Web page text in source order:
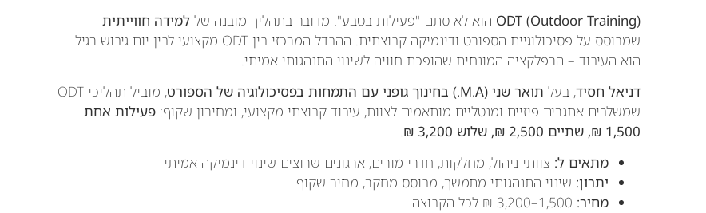
ODT (Outdoor Training) הוא לא סתם "פעילות בטבע". מדובר בתהליך מובנה של למידה חווייתית
שמבוסס על פסיכולוגיית הספורט ודינמיקה קבוצתית. ההבדל המרכזי בין ODT מקצועי לבין יום גיבוש רגיל
הוא העיבוד – הרפלקציה המונחית שהופכת חוויה לשינוי התנהגותי אמיתי.
דניאל חסיד, בעל תואר שני (M.A.) בחינוך גופני עם התמחות בפסיכולוגיה של הספורט
, מוביל תהליכי ODT
שמשלבים אתגרים פיזיים ומנטליים מותאמים לצוות, עיבוד קבוצתי מקצועי, ומחירון שקוף: פעילות אחת
1,500 ₪, שתיים 2,500 ₪, שלוש 3,200 ₪
.
מתאים ל: צוותי ניהול, מחלקות, חדרי מורים, ארגונים שרוצים שינוי דינמיקה אמיתי
יתרון: שינוי התנהגותי מתמשך, מבוסס מחקר, מחיר שקוף
מחיר: